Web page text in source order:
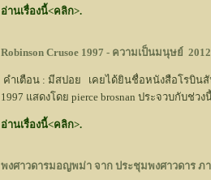
อ่านเรื่องนี้<คลิก>.
Robinson Crusoe 1997 - ความเป็นมนุษย์
คำเตือน : มีสปอย เคยได้ยินชื่อหนังสือโรบิน
1997 แสดงโดย pierce brosnan ประจวบกับช่
อ่านเรื่องนี้<คลิก>.
พงศาวดารมอญพม่า จาก ประชุมพงศาวดาร ภ